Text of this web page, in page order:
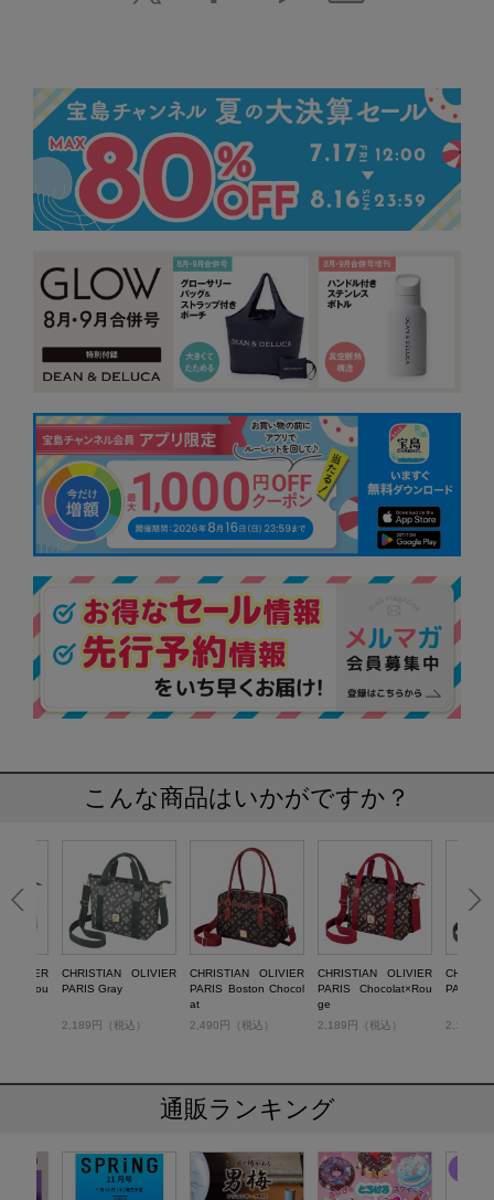
こんな商品はいかがですか？
CHRISTIAN OLIVIER
PARIS Gray
2,189円（税込）
CHRISTIAN OLIVIER
PARIS Boston Chocol
at
2,490円（税込）
CHRISTIAN OLIVIER
PARIS Chocolat×Rou
ge
2,189円（税込）
PARIS
2,189円
通販ランキング